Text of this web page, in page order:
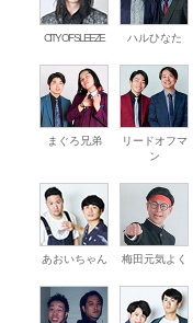
CITY OF SLEEZE ハルひなた
まぐろ兄弟
リードオフマ
ン
あおいちゃん 梅田元気よく